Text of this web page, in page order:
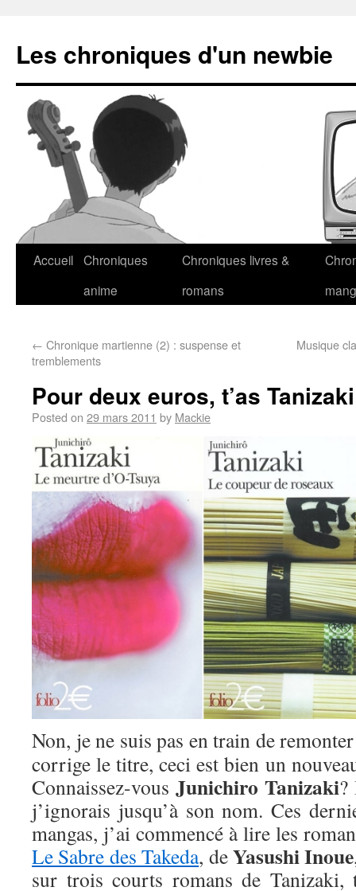
Les chroniques d'un newbie
Accueil Chroniques
anime
Chroniques livres &
romans
← Chronique martienne (2) : suspense et
tremblements
Musique
Pour deux euros, t’as Tanizaki
Posted on 29 mars 2011 by Mackie
Non, je ne suis pas en train de
corrige le titre, ceci est bien un
Connaissez-vous Junichiro Tanizaki?
j’ignorais jusqu’à son nom. Ces
mangas, j’ai commencé à lire les
Le Sabre des Takeda, deYasushi Inoue
sur trois courts romans de Tanizaki,